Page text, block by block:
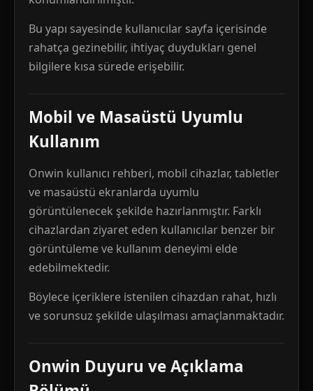
Bu yapı sayesinde kullanıcılar sayfa içerisinde
rahatça gezinebilir, ihtiyaç duydukları genel
bilgilere kısa sürede erişebilir.
Mobil ve Masaüstü Uyumlu
Kullanım
Onwin kullanıcı rehberi, mobil cihazlar, tabletler
ve masaüstü ekranlarda uyumlu
görüntülenecek şekilde hazırlanmıştır. Farklı
cihazlardan ziyaret eden kullanıcılar benzer bir
görüntüleme ve kullanım deneyimi elde
edebilmektedir.
Böylece içeriklere istenilen cihazdan rahat, hızlı
ve sorunsuz şekilde ulaşılması amaçlanmaktadır.
Onwin Duyuru ve Açıklama